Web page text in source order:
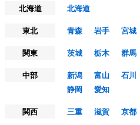
北海道
北海道
東北
青森 岩手 宮城
関東
茨城 栃木 群馬
中部
新潟 富山 石川
静岡
愛知
関西
三重 滋賀 京都